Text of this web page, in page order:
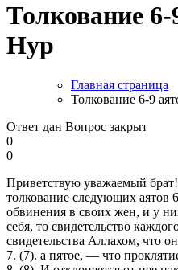
Толкование
Нур
Главная страница
Толкование 6-9
Ответ дан Вопрос закрыт
0
0
Приветствую уважаемый
толкование следующих аятов
обвинения в своих жен, и у
себя, то свидетельство
свидетельства Аллахом, что
7. (7). а пятое, — что